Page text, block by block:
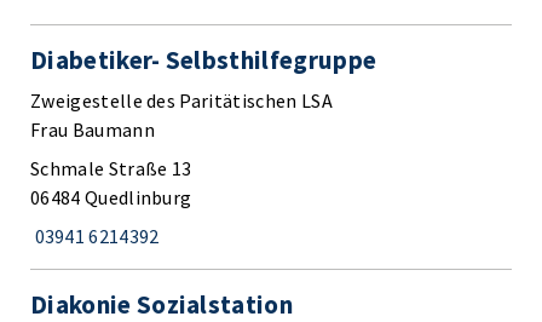
Diabetiker- Selbsthilfegruppe
Zweigestelle des Paritätischen LSA
Frau Baumann
Schmale Straße 13
06484 Quedlinburg
03941 6214392
Diakonie Sozialstation